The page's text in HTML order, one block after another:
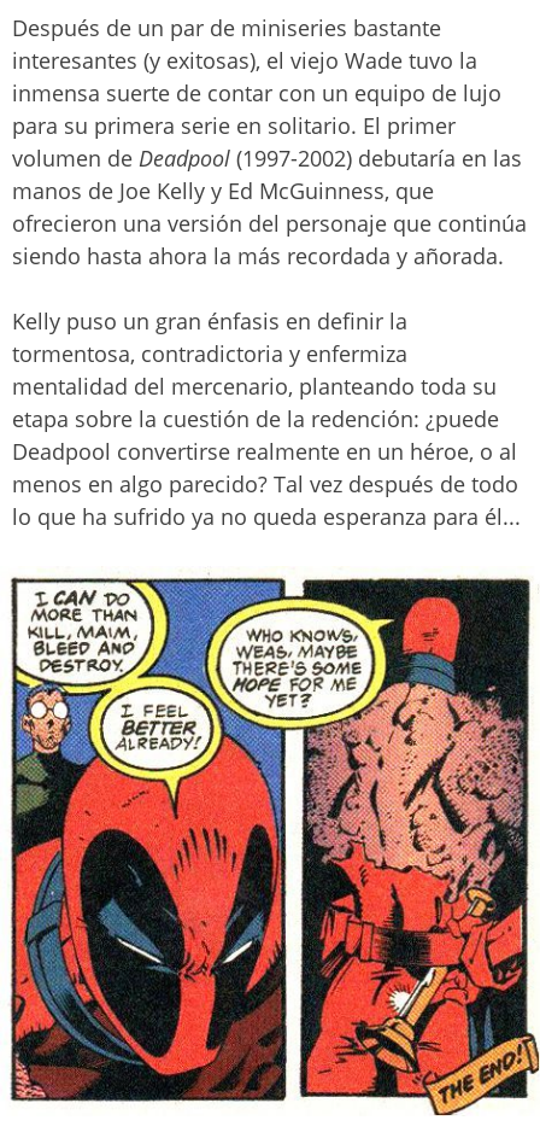
Después de un par de miniseries bastante
interesantes (y exitosas), el viejo Wade tuvo la
inmensa suerte de contar con un equipo de lujo
para su primera serie en solitario. El primer
volumen de Deadpool (1997-2002) debutaría en las
manos de Joe Kelly y Ed McGuinness, que
ofrecieron una versión del personaje que continúa
siendo hasta ahora la más recordada y añorada.
Kelly puso un gran énfasis en definir la
tormentosa, contradictoria y enfermiza
mentalidad del mercenario, planteando toda su
etapa sobre la cuestión de la redención: ¿puede
Deadpool convertirse realmente en un héroe, o al
menos en algo parecido? Tal vez después de todo
lo que ha sufrido ya no queda esperanza para él...